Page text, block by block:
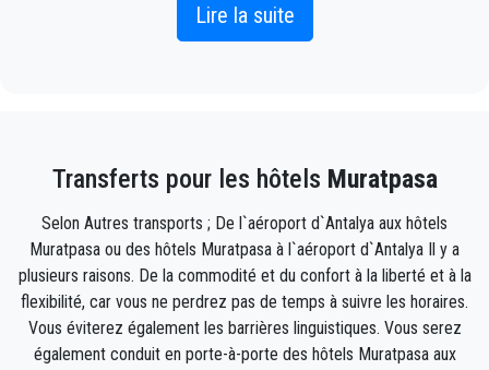
que par téléphone) et un chauffeur vous attendra à
l'extérieur du terminal des arrivées avec votre nom
portable, et l'équipeSeja Transfer suivra votre vol et
voiture prête à partir et un coup de main prêt à vous
aider avec votre bagages et vous emmènera à
destination à Muratpasa .
Votre expérience avec notre service de transfert sera
Lire la suite
Transferts pour les hôtels Muratpasa
Selon Autres transports ; De l`aéroport d`Antalya aux hôtels
Muratpasa ou des hôtels Muratpasa à l`aéroport d`Antalya Il y a
plusieurs raisons. De la commodité et du confort à la liberté et à la
flexibilité, car vous ne perdrez pas de temps à suivre les horaires.
Vous éviterez également les barrières linguistiques. Vous serez
également conduit en porte-à-porte des hôtels Muratpasa aux